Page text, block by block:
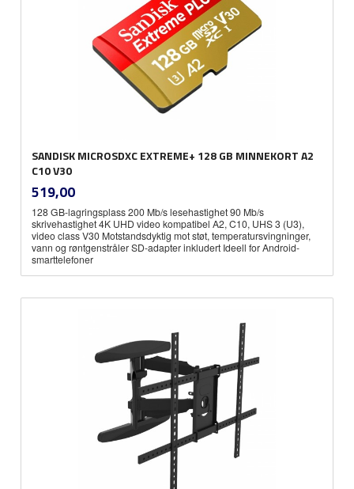
SANDISK MICROSDXC EXTREME+ 128 GB MINNEKORT A2
C10 V30
Pris
519,00mva.
128 GB-lagringsplass 200 Mb/s lesehastighet 90 Mb/s
skrivehastighet 4K UHD video kompatibel A2, C10, UHS 3 (U3),
video class V30 Motstandsdyktig mot støt, temperatursvingninger,
vann og røntgenstråler SD-adapter inkludert Ideell for Android-
smarttelefoner